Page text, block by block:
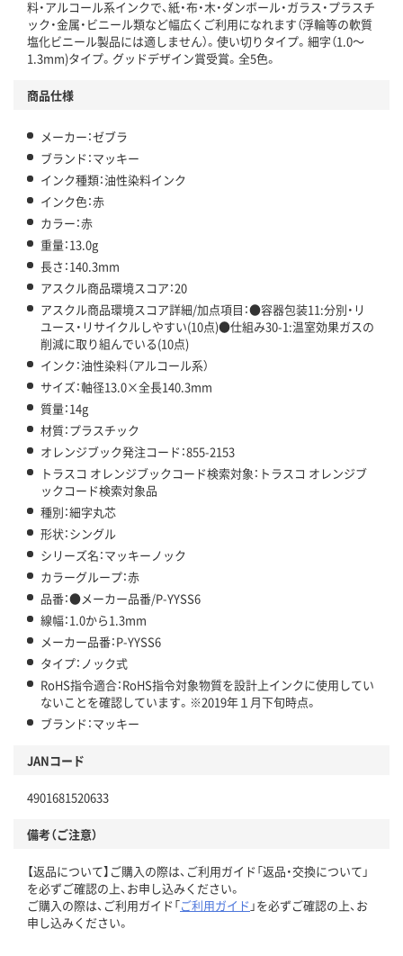
料・アルコール系インクで、紙・布・木・ダンボール・ガラス・プラスチ
ック・金属・ビニール類など幅広くご利用になれます（浮輪等の軟質
塩化ビニール製品には適しません）。使い切りタイプ。細字（1.0～
1.3mm)タイプ。グッドデザイン賞受賞。全5色。
商品仕様
メーカー：ゼブラ
ブランド：マッキー
インク種類：油性染料インク
インク色：赤
カラー：赤
重量：13.0g
長さ：140.3mm
アスクル商品環境スコア：20
アスクル商品環境スコア詳細/加点項目：●容器包装11:分別・リ
ユース・リサイクルしやすい(10点)●仕組み30-1:温室効果ガスの
削減に取り組んでいる(10点)
インク：油性染料（アルコール系）
サイズ：軸径13.0×全長140.3mm
質量：14g
材質：プラスチック
オレンジブック発注コード：855-2153
トラスコ オレンジブックコード検索対象：トラスコ オレンジブ
ックコード検索対象品
種別：細字丸芯
形状：シングル
シリーズ名：マッキーノック
カラーグループ：赤
品番：●メーカー品番/P-YYSS6
線幅：1.0から1.3mm
メーカー品番：P-YYSS6
タイプ：ノック式
RoHS指令適合：RoHS指令対象物質を設計上インクに使用してい
ないことを確認しています。※2019年１月下旬時点。
ブランド：マッキー
JANコード
4901681520633
備考（ご注意）
【返品について】ご購入の際は、ご利用ガイド「返品・交換について」
を必ずご確認の上、お申し込みください。
ご購入の際は、ご利用ガイド「ご利用ガイド 」を必ずご確認の上、お
申し込みください。